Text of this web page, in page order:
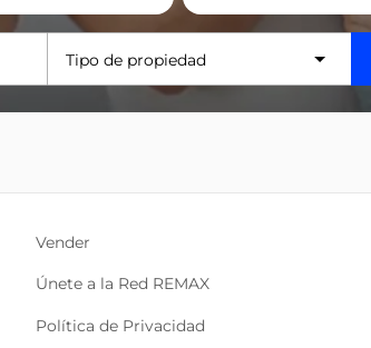
Tipo de propiedad
Vender
Únete a la Red REMAX
Política de Privacidad